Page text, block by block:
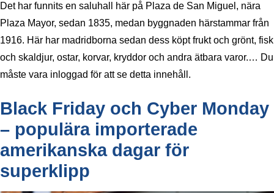
Det har funnits en saluhall här på Plaza de San Miguel, nära
Plaza Mayor, sedan 1835, medan byggnaden härstammar från
1916. Här har madridborna sedan dess köpt frukt och grönt, fisk
och skaldjur, ostar, korvar, kryddor och andra ätbara varor.… Du
måste vara inloggad för att se detta innehåll.
Black Friday och Cyber Monday
– populära importerade
amerikanska dagar för
superklipp